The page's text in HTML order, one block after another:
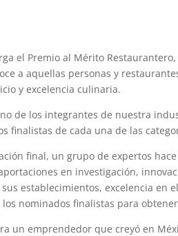
el Premio al Mérito
a aquellas personas y
y excelencia culinaria.
de los integrantes de nuestra
finalistas de cada una de las
final, un grupo de expertos
en investigación,
establecimientos, excelencia en
nominados finalistas para
un emprendedor que creyó en